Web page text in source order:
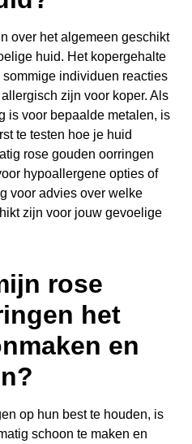
over het algemeen geschikt
huid. Het kopergehalte
individuen reacties
zijn voor koper. Als
is voor bepaalde metalen, is
te testen hoe je huid
rose gouden oorringen
hypoallergene opties of
voor advies over welke
zijn voor jouw gevoelige
rose
het
en
op hun best te houden, is
schoon te maken en